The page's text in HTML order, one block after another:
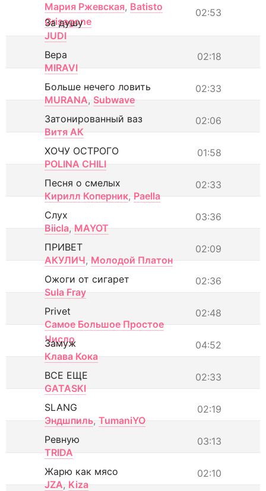
Мария Ржевская, Batisto
Grisagone
02:53
За душу
JUDI
02:18
Вера
MIRAVI
02:33
Больше нечего ловить
MURANA, Subwave
02:06
Затонированный ваз
Витя АК
01:58
ХОЧУ ОСТРОГО
POLINA CHILI
02:33
Песня о смелых
Кирилл Коперник, Paella
03:36
Слух
Biicla, MAYOT
02:09
ПРИВЕТ
АКУЛИЧ, Молодой Платон
02:36
Ожоги от сигарет
Sula Fray
02:48
Privet
Самое Большое Простое
Число
04:52
Замуж
Клава Кока
02:33
ВСЕ ЕЩЕ
GATASKI
02:19
SLANG
Эндшпиль, TumaniYO
03:13
Ревную
TRIDA
02:10
Жарю как мясо
JZA, Kiza